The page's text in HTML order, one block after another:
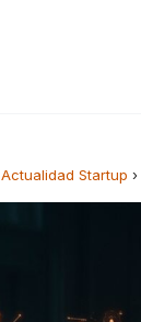
Actualidad Startup ›